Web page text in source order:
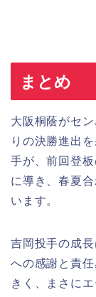
まとめ
大阪桐蔭がセ
りの決勝進出
手が、前回登
に導き、春夏
います。
吉岡投手の成
への感謝と責
きく、まさに